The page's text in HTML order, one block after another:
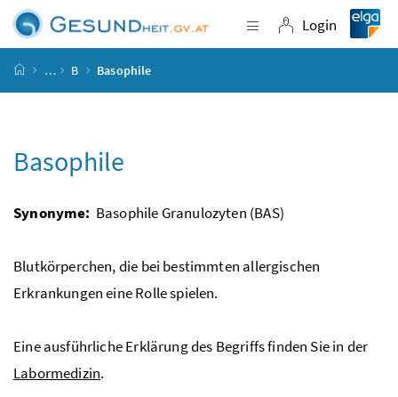
Zum Inhalt
Zum Hauptmenü
Zum Untermenü
Zur Suche
Navigation
Login
Login
Startseite
… B Basophile
Basophile
Synonyme: Basophile Granulozyten (BAS)
Blutkörperchen, die bei bestimmten allergischen
Erkrankungen eine Rolle spielen.
Eine ausführliche Erklärung des Begriffs finden Sie in der
Labormedizin.